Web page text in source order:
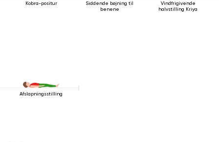
Kobra-positur
Siddende bøjning til
benene
Vindfrigivende
halvstilling Kriya
Afslapningsstilling